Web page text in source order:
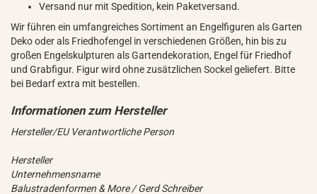
Versand nur mit Spedition, kein Paketversand.
Wir führen ein umfangreiches Sortiment an Engelfiguren als Garten
Deko oder als Friedhofengel in verschiedenen Größen, hin bis zu
großen Engelskulpturen als Gartendekoration, Engel für Friedhof
und Grabfigur. Figur wird ohne zusätzlichen Sockel geliefert. Bitte
bei Bedarf extra mit bestellen.
Hersteller/EU Verantwortliche Person
Hersteller
Unternehmensname
Balustradenformen & More / Gerd Schreiber